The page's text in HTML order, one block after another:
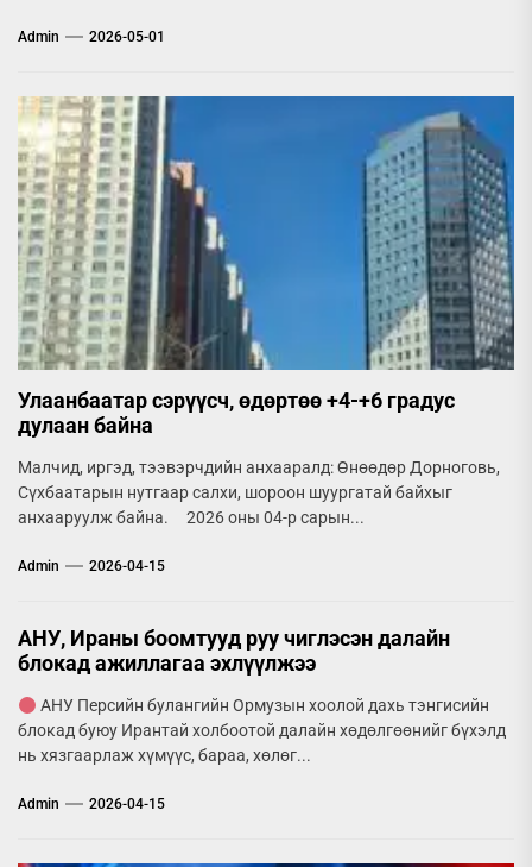
Admin 2026-05-01
Улаанбаатар сэрүүсч, өдөртөө +4-+6 градус
дулаан байна
Малчид, иргэд, тээвэрчдийн анхааралд: Өнөөдөр Дорноговь,
Сүхбаатарын нутгаар салхи, шороон шуургатай байхыг
анхааруулж байна. 2026 оны 04-р сарын...
Admin 2026-04-15
АНУ, Ираны боомтууд руу чиглэсэн далайн
блокад ажиллагаа эхлүүлжээ
АНУ Персийн булангийн Ормузын хоолой дахь тэнгисийн
блокад буюу Ирантай холбоотой далайн хөдөлгөөнийг бүхэлд
нь хязгаарлаж хүмүүс, бараа, хөлөг...
Admin 2026-04-15